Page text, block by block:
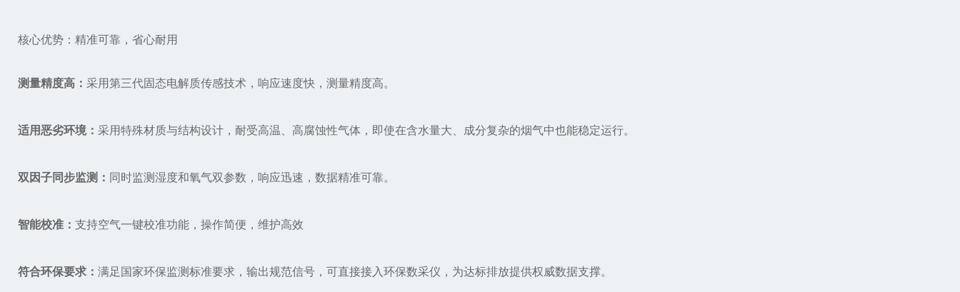
核心优势：精准可靠，省心耐用
测量精度高： 采用第三代固态电解质传感技术，响应速度快，测量精度高。
适用恶劣环境： 采用特殊材质与结构设计，耐受高温、高腐蚀性气体，即使在含水量大、成分复杂的烟气中也能稳定运行。
双因子同步监测： 同时监测湿度和氧气双参数，响应迅速，数据精准可靠。
智能校准： 支持空气一键校准功能，操作简便，维护高效
符合环保要求： 满足国家环保监测标准要求，输出规范信号，可直接接入环保数采仪，为达标排放提供权威数据支撑。